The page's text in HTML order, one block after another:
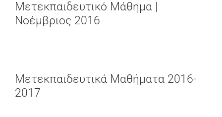
Μετεκπαιδευτικό Μάθημα |
Νοέμβριος 2016
Μετεκπαιδευτικά Μαθήματα 2016-
2017